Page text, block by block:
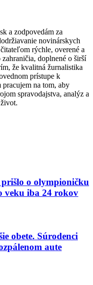
a zodpovedám za
novinárskych
rýchle, overené a
doplnené o širší
že kvalitná žurnalistika
prístupe k
na tom, aby
spravodajstva, analýz a
o olympioničku
veku iba 24 rokov
obete. Súrodenci
aute